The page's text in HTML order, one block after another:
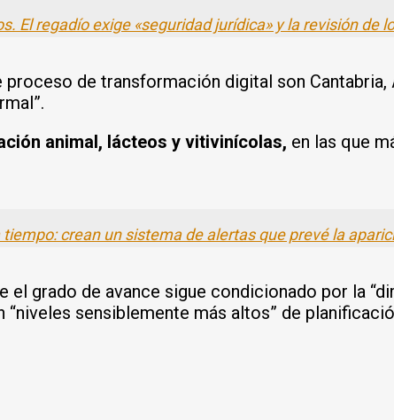
El regadío exige «seguridad jurídica» y la revisión de
proceso de transformación digital son Cantabria,
animal, lácteos y vitivinícolas, en las que
tiempo: crean un sistema de alertas que prevé la
grado de avance sigue condicionado por la
sensiblemente más altos” de